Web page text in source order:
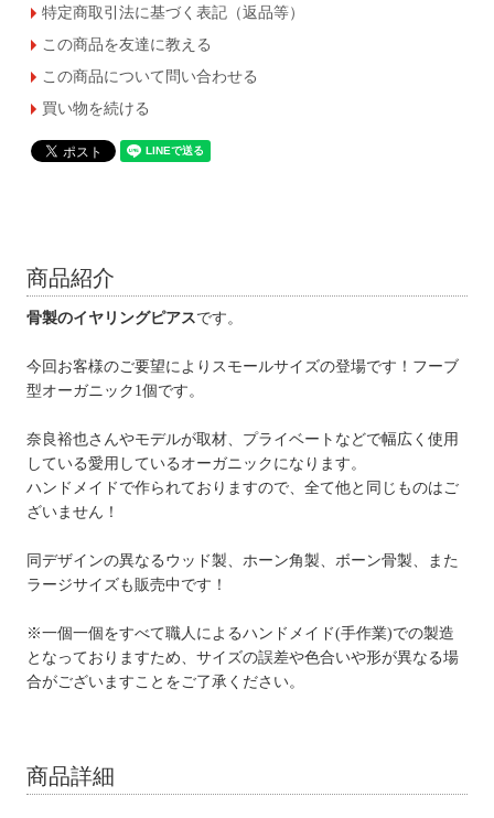
特定商取引法に基づく表記（返品等）
この商品を友達に教える
この商品について問い合わせる
買い物を続ける
商品紹介
骨製のイヤリングピアスです。
今回お客様のご要望によりスモールサイズの登場です！フーブ
型オーガニック1個です。
奈良裕也さんやモデルが取材、プライベートなどで幅広く使用
している愛用しているオーガニックになります。
ハンドメイドで作られておりますので、全て他と同じものはご
ざいません！
同デザインの異なるウッド製、ホーン角製、ボーン骨製、また
ラージサイズも販売中です！
※一個一個をすべて職人によるハンドメイド(手作業)での製造
となっておりますため、サイズの誤差や色合いや形が異なる場
合がございますことをご了承ください。
商品詳細